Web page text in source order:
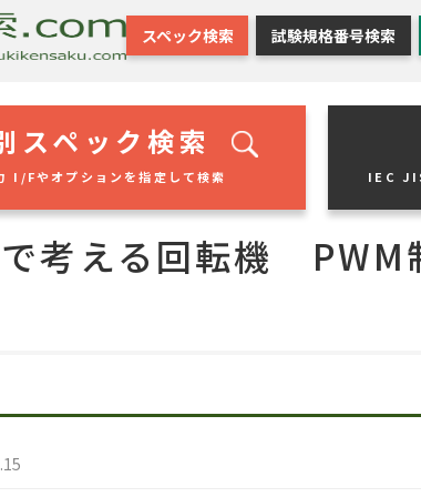
スペック検索 試験規格番号検索
スペック検索
I/Fやオプションを指定して検索 IEC
で考える回転機